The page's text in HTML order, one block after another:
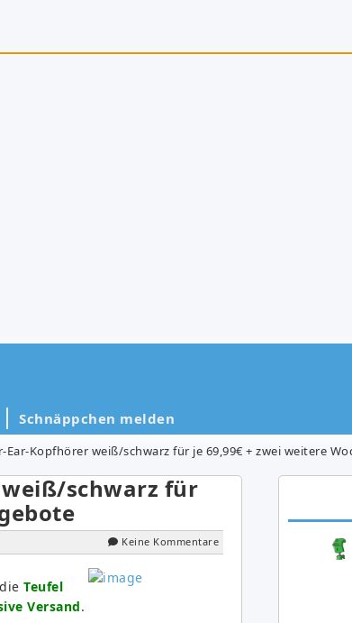
Schnäppchen melden
Ear-Kopfhörer weiß/schwarz für je 69,99€ + zwei weitere
weiß/schwarz für
Keine Kommentare
Teufel
Versand.